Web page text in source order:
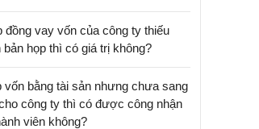
đồng vay vốn của công ty thiếu
bản họp thì có giá trị không?
vốn bằng tài sản nhưng chưa sang
công ty thì có được công nhận
viên không?